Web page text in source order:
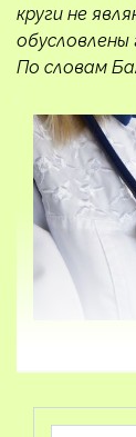
круги не
По словам